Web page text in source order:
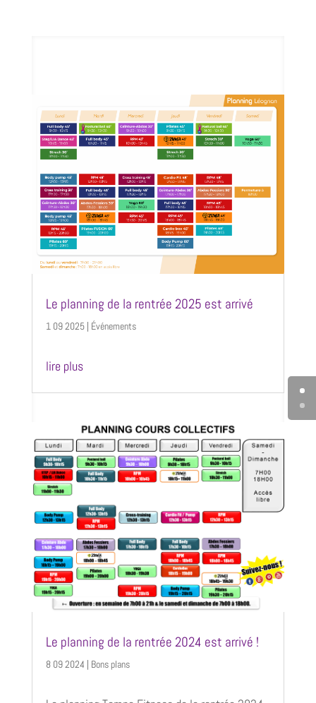
Le planning de la rentrée 2025 est arrivé
1 09 2025| Événements
lire plus
Le planning de la rentrée 2024 est arrivé !
8 09 2024 | Bons plans